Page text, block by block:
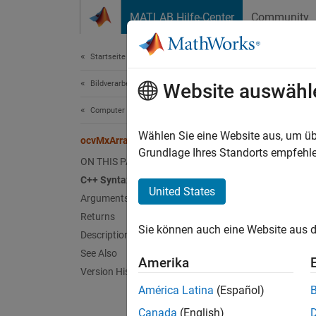
MATLAB Hilfe-Center Community
Startseite der Dokumentation
Bildverarbeitung und Computer Vision
Computer Vision Toolbox
ocvMxArrayToSize_{DataType}
ON THIS PAGE
C++ Syntax
Arguments
Returns
Description
See Also
Version History
Website
Wählen Sie eine Website aus, um
Grundlage Ihres Standorts
United States
Sie können auch eine Website aus
Amerika
América Latina (Español)
Canada (English)